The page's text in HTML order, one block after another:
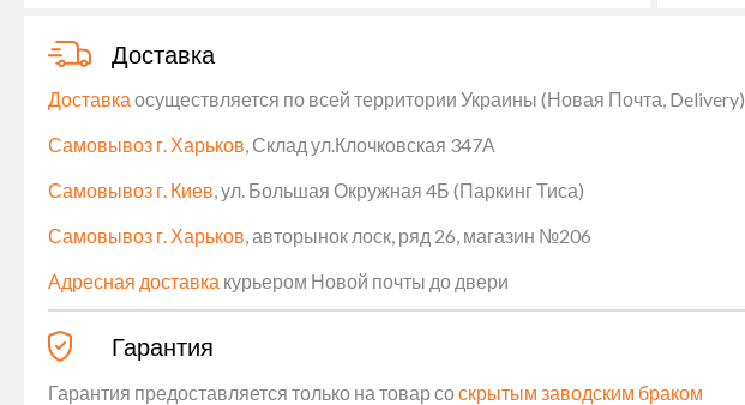
Доставка
Доставка осуществляется по всей территории Украины (Новая Почта, Delivery)
Самовывоз г. Харьков , Склад ул.Клочковская 347А
Самовывоз г. Киев , ул. Большая Окружная 4Б (Паркинг Тиса)
Самовывоз г. Харьков , авторынок лоск, ряд 26, магазин №206
Адресная доставка курьером Новой почты до двери
Гарантия
Гарантия предоставляется только на товар соскрытым заводским браком